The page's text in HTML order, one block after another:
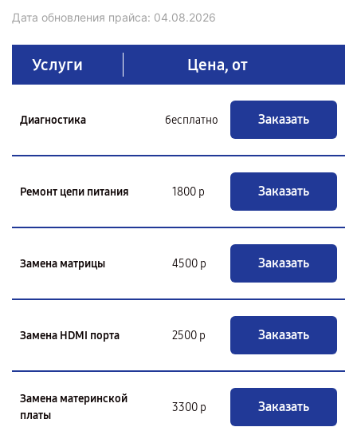
Дата обновления прайса: 04.08.2026
Услуги Цена, от
Диагностика бесплатно Заказать
Ремонт цепи питания 1800 р Заказать
Замена матрицы 4500 р Заказать
Замена HDMI порта 2500 р Заказать
Замена материнской
платы
3300 р Заказать